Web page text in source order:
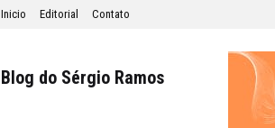
Inicio Editorial Contato
Blog do Sérgio Ramos